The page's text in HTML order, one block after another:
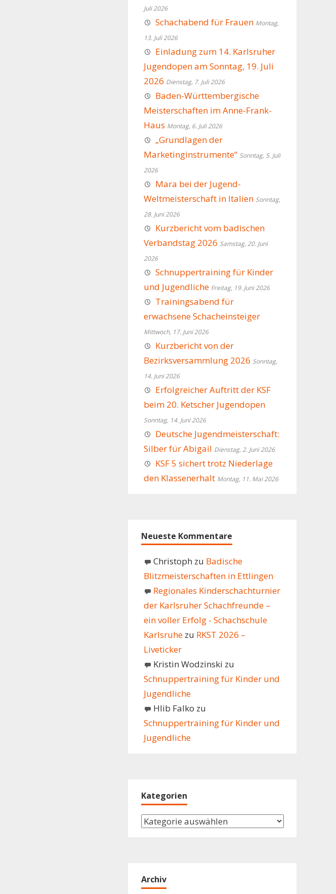
Juli 2026
Schachabend für Frauen Montag,
13. Juli 2026
Einladung zum 14. Karlsruher
Jugendopen am Sonntag, 19. Juli
2026 Dienstag, 7. Juli 2026
Baden-Württembergische
Meisterschaften im Anne-Frank-
Haus Montag, 6. Juli 2026
„Grundlagen der
Marketinginstrumente“ Sonntag, 5. Juli
2026
Mara bei der Jugend-
Weltmeisterschaft in Italien Sonntag,
28. Juni 2026
Kurzbericht vom badischen
Verbandstag 2026 Samstag, 20. Juni
2026
Schnuppertraining für Kinder
und Jugendliche Freitag, 19. Juni 2026
Trainingsabend für
erwachsene Schacheinsteiger
Mittwoch, 17. Juni 2026
Kurzbericht von der
Bezirksversammlung 2026 Sonntag,
14. Juni 2026
Erfolgreicher Auftritt der KSF
beim 20. Ketscher Jugendopen
Sonntag, 14. Juni 2026
Deutsche Jugendmeisterschaft:
Silber für Abigail Dienstag, 2. Juni 2026
KSF 5 sichert trotz Niederlage
den Klassenerhalt Montag, 11. Mai 2026
Neueste Kommentare
Christoph zu Badische
Blitzmeisterschaften in Ettlingen
Regionales Kinderschachturnier
der Karlsruher Schachfreunde –
ein voller Erfolg - Schachschule
Karlsruhezu RKST 2026 –
Liveticker
Kristin Wodzinski zu
Schnuppertraining für Kinder und
Jugendliche
Hlib Falko zu
Schnuppertraining für Kinder und
Jugendliche
Kategorien
Kategorien
Archiv